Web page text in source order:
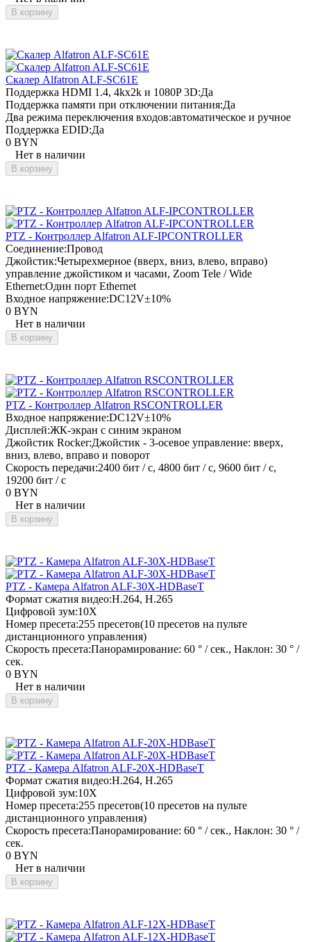
В корзину
Скалер Alfatron ALF-SC61E
Поддержка HDMI 1.4, 4kx2k и 1080P 3D:Да
Поддержка памяти при отключении питания:Да
Два режима переключения входов:автоматическое и ручное
Поддержка EDID:Да
0 BYN
Нет в наличии
В корзину
PTZ - Контроллер Alfatron ALF-IPCONTROLLER
Соединение:Провод
Джойстик:Четырехмерное (вверх, вниз, влево, вправо)
управление джойстиком и часами, Zoom Tele / Wide
Ethernet:Один порт Ethernet
Входное напряжение:DC12V±10%
0 BYN
Нет в наличии
В корзину
PTZ - Контроллер Alfatron RSCONTROLLER
Входное напряжение:DC12V±10%
Дисплей:ЖК-экран с синим экраном
Джойстик Rocker:Джойстик - 3-осевое управление: вверх,
вниз, влево, вправо и поворот
Скорость передачи:2400 бит / с, 4800 бит / с, 9600 бит / с,
19200 бит / с
0 BYN
Нет в наличии
В корзину
PTZ - Камера Alfatron ALF-30X-HDBaseT
Формат сжатия видео:H.264, H.265
Цифровой зум:10X
Номер пресета:255 пресетов(10 пресетов на пульте
дистанционного управления)
Скорость пресета:Панорамирование: 60 ° / сек., Наклон: 30 ° /
сек.
0 BYN
Нет в наличии
В корзину
PTZ - Камера Alfatron ALF-20X-HDBaseT
Формат сжатия видео:H.264, H.265
Цифровой зум:10X
Номер пресета:255 пресетов(10 пресетов на пульте
дистанционного управления)
Скорость пресета:Панорамирование: 60 ° / сек., Наклон: 30 ° /
сек.
0 BYN
Нет в наличии
В корзину